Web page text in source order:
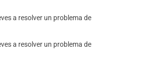
a resolver un problema de
a resolver un problema de